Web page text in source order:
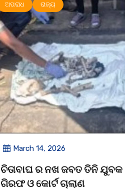
ରାଜ୍ୟ
March 8, 2026
ସଶକ୍ତ ଓଡିଶା ପକ୍ଷରୁ ବିଶ୍ୱ
ଦିବସ ଅନୁଷ୍ଠିତ